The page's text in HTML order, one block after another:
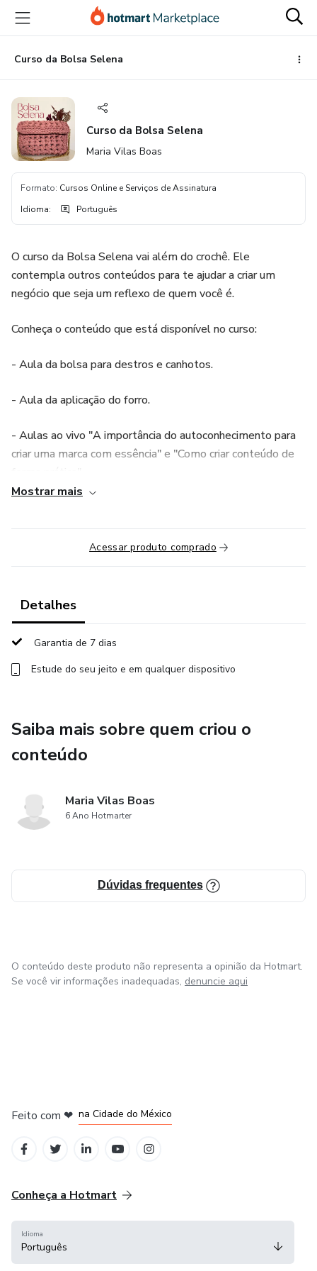
para
conteúdo
principal
para
pagamento
para
rodapé
Curso da Bolsa Selena
Curso da Bolsa Selena
Maria Vilas Boas
Formato: Cursos Online e Serviços de Assinatura
Idioma: Português
O curso da Bolsa Selena vai além do crochê. Ele
contempla outros conteúdos para te ajudar a criar um
negócio que seja um reflexo de quem você é.
Conheça o conteúdo que está disponível no curso:
- Aula da bolsa para destros e canhotos.
- Aula da aplicação do forro.
- Aulas ao vivo "A importância do autoconhecimento para
criar uma marca com essência" e "Como criar conteúdo de
destravar e simplificar este processo.
- Conteúdo bônus: receita em PDF de uma gola de crochê
e aula versão destro e canhoto com execução do ponto.
Mostrar mais
Acessar produto comprado
Detalhes
Garantia de 7 dias
Estude do seu jeito e em qualquer dispositivo
Saiba mais sobre quem criou o
conteúdo
Maria Vilas Boas
6 Ano Hotmarter
Dúvidas frequentes
O conteúdo deste produto não representa a opinião da Hotmart.
Se você vir informações inadequadas, denuncie aqui
Feito com ❤ na Cidade do México
Conheça a Hotmart
Idioma
Português